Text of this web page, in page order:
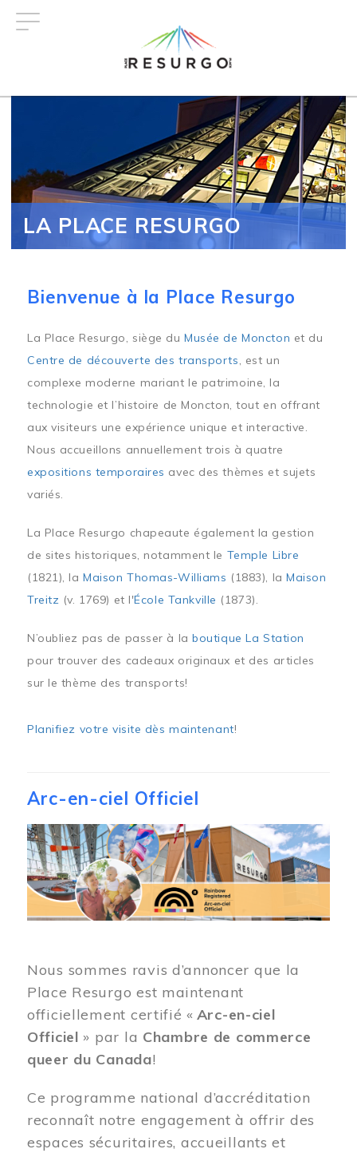
LA PLACE RESURGO
Bienvenue à la Place Resurgo
La Place Resurgo, siège duMusée de Moncton et du
Centre de découverte des transports, est un
complexe moderne mariant le patrimoine, la
technologie et l’histoire de Moncton, tout en offrant
aux visiteurs une expérience unique et interactive.
Nous accueillons annuellement trois à quatre
expositions temporaires avec des thèmes et sujets
variés.
La Place Resurgo chapeaute également la gestion
de sites historiques, notamment le Temple Libre
(1821), laMaison Thomas-Williams (1883), laMaison
Treitz (v. 1769) et l'École Tankville (1873).
N’oubliez pas de passer à laboutique La Station
pour trouver des cadeaux originaux et des articles
sur le thème des transports!
Planifiez votre visite dès maintenant!
Arc-en-ciel Officiel
Image
Nous sommes ravis d’annoncer que la
Place Resurgo est maintenant
officiellement certifié « Arc-en-ciel
Officiel » par la Chambre de commerce
queer du Canada!
Ce programme national d’accréditation
reconnaît notre engagement à offrir des
espaces sécuritaires, accueillants et